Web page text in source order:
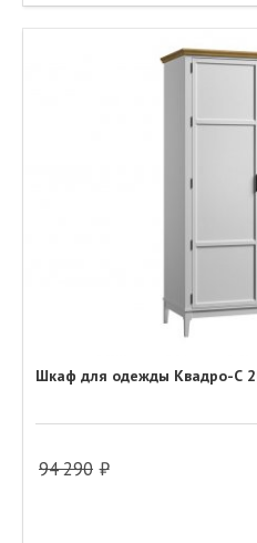
Шкаф для одежды Квадро-С
94 290